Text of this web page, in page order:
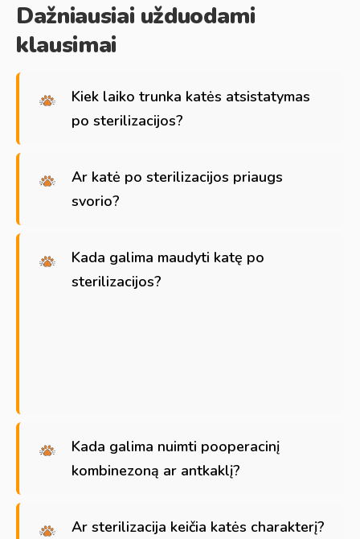
Dažniausiai užduodami
klausimai
Kiek laiko trunka katės atsistatymas
po sterilizacijos?
Ar katė po sterilizacijos priaugs
svorio?
Kada galima maudyti katę po
sterilizacijos?
Kada galima nuimti pooperacinį
kombinezoną ar antkaklį?
Ar sterilizacija keičia katės charakterį?